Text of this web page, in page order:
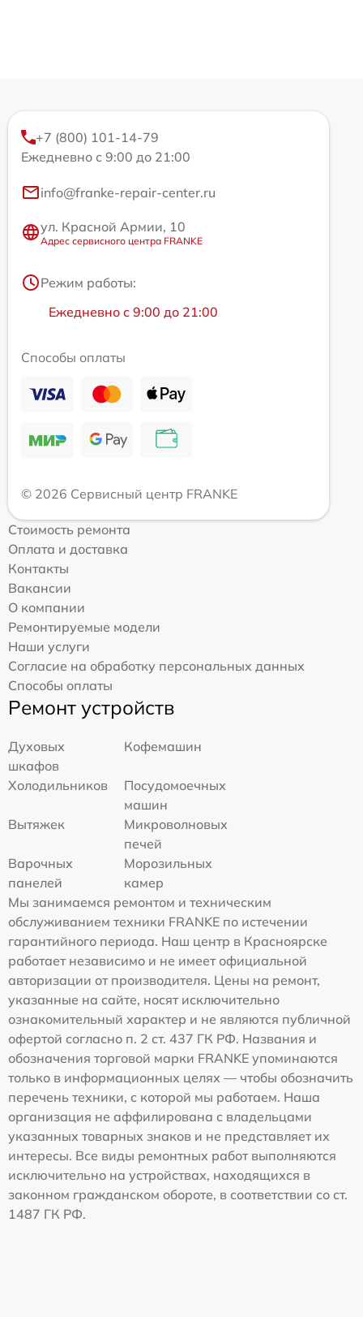
+7 (800) 101-14-79
Ежедневно с 9:00 до 21:00
info@franke-repair-center.ru
ул. Красной Армии, 10
Адрес сервисного центра FRANKE
Режим работы:
Ежедневно с 9:00 до 21:00
Способы оплаты
© 2026 Сервисный центр FRANKE
Стоимость ремонта
Оплата и доставка
Контакты
Вакансии
О компании
Ремонтируемые модели
Наши услуги
Согласие на обработку персональных данных
Способы оплаты
Ремонт устройств
Духовых
шкафов
Кофемашин
Холодильников
Посудомоечных
машин
Вытяжек
Микроволновых
печей
Варочных
панелей
Морозильных
камер
Мы занимаемся ремонтом и техническим
обслуживанием техники FRANKE по истечении
гарантийного периода. Наш центр в Красноярске
работает независимо и не имеет официальной
авторизации от производителя. Цены на ремонт,
указанные на сайте, носят исключительно
ознакомительный характер и не являются публичной
офертой согласно п. 2 ст. 437 ГК РФ. Названия и
обозначения торговой марки FRANKE упоминаются
только в информационных целях — чтобы обозначить
перечень техники, с которой мы работаем. Наша
организация не аффилирована с владельцами
указанных товарных знаков и не представляет их
интересы. Все виды ремонтных работ выполняются
исключительно на устройствах, находящихся в
законном гражданском обороте, в соответствии со ст.
1487 ГК РФ.